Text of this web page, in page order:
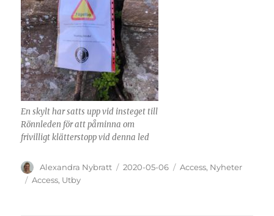
En skylt har satts upp vid insteget till
Rönnleden för att påminna om
frivilligt klätterstopp vid denna led
Författare
Alexandra Nybratt
Publicerat
2020-05-06 Kategorier
Access, Nyheter
Etiketter
Access, Utby